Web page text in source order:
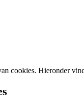
cookies. Hieronder